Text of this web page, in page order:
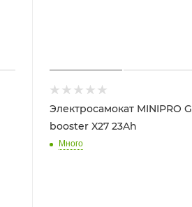
Электросамокат MINIPRO G
booster X27 23Ah
Много